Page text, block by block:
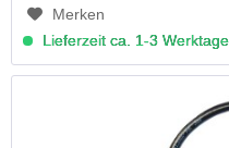
Merken
Lieferzeit ca. 1-3 Werktage